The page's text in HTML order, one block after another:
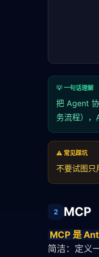
💡 一句话理解
把 Agent
务流程），
⚠️ 常见踩坑
不要试图只
2 MCP
MCP 是
简洁：定义